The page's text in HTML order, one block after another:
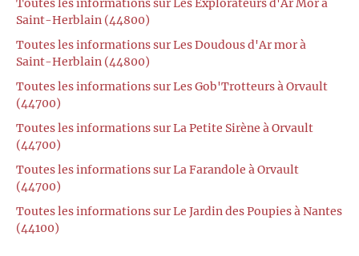
Toutes les informations sur Les Explorateurs d'Ar Mor à
Saint-Herblain (44800)
Toutes les informations sur Les Doudous d'Ar mor à
Saint-Herblain (44800)
Toutes les informations sur Les Gob'Trotteurs à Orvault
(44700)
Toutes les informations sur La Petite Sirène à Orvault
(44700)
Toutes les informations sur La Farandole à Orvault
(44700)
Toutes les informations sur Le Jardin des Poupies à Nantes
(44100)